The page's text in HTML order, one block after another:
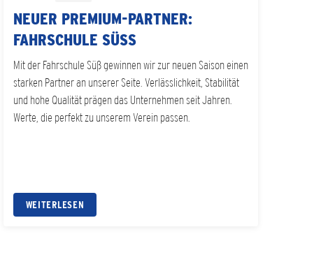
NEUER PREMIUM-PARTNER:
FAHRSCHULE SÜSS
Mit der Fahrschule Süß gewinnen wir zur neuen Saison einen
starken Partner an unserer Seite. Verlässlichkeit, Stabilität
und hohe Qualität prägen das Unternehmen seit Jahren.
Werte, die perfekt zu unserem Verein passen.
WEITERLESEN